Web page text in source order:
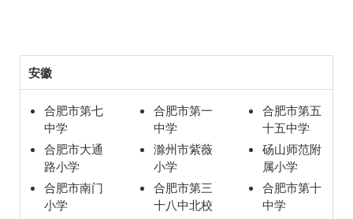
安徽
合肥市第七
中学
合肥市第一
中学
合肥市第五
十五中学
合肥市大通
路小学
滁州市紫薇
小学
砀山师范附
属小学
合肥市南门
小学
合肥市第三
十八中北校
合肥市第十
中学